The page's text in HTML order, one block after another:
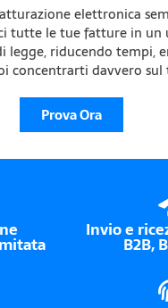
elettronica
tutte le tue fatture in un
legge, riducendo tempi,
concentrarti davvero sul
Prova Ora
Invio e
B2B,